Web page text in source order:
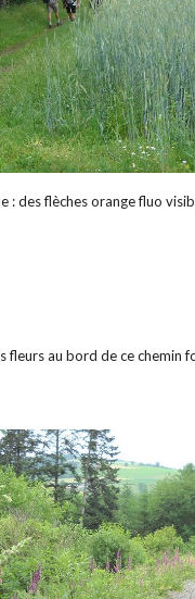
: des flèches orange fluo
fleurs au bord de ce chemin